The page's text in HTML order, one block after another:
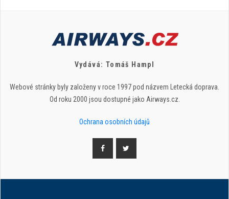
Vydává: Tomáš Hampl
Webové stránky byly založeny v roce 1997 pod názvem Letecká doprava.
Od roku 2000 jsou dostupné jako Airways.cz.
Ochrana osobních údajů